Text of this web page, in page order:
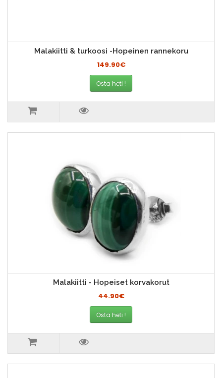
Malakiitti & turkoosi -Hopeinen rannekoru
149.90€
Osta heti !
Malakiitti - Hopeiset korvakorut
44.90€
Osta heti !